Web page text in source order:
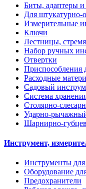
Биты, адаптеры и
Для штукатурно-
Измерительные
Ключи
Лестницы,
Набор ручных
Отвертки
Приспособления
Расходные
Садовый
Система
Столярно-
Ударно-
Шарнирно-
Инструмент,
Инструменты для
Оборудование
Предохранители